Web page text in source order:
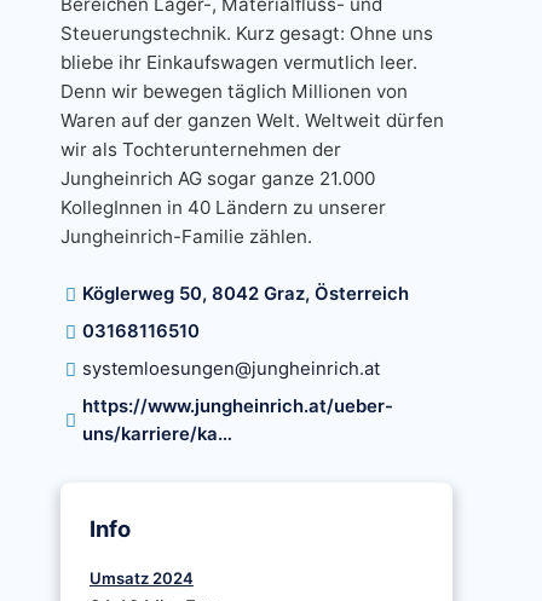
Steuerungstechnik. Kurz gesagt: Ohne uns
bliebe ihr Einkaufswagen vermutlich leer.
Denn wir bewegen täglich Millionen von
Waren auf der ganzen Welt. Weltweit dürfen
wir als Tochterunternehmen der
Jungheinrich AG sogar ganze 21.000
KollegInnen in 40 Ländern zu unserer
Jungheinrich-Familie zählen.
Köglerweg 50, 8042 Graz, Österreich
03168116510
systemloesungen@jungheinrich.at
https://www.jungheinrich.at/ueber-
uns/karriere/ka…
Info
Umsatz 2024